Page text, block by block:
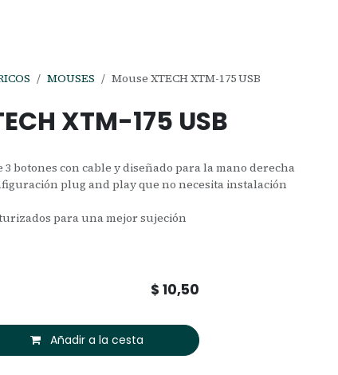
MOUSES Mouse XTECH XTM-175 USB
XTM-175 USB
3 botones con cable y diseñado para la mano derecha
plug and play que no necesita instalación
para una mejor sujeción
Añadir a la cesta
$10,50